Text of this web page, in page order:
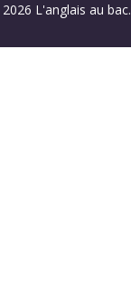
L'anglais au bac.